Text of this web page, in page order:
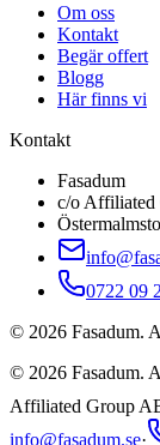
Om oss
Kontakt
Begär offert
Blogg
Här finns vi
Kontakt
Fasadum
c/o Affiliated
0722 09
© 2026 Fasadum.
© 2026 Fasadum.
Affiliated Group
info@fasadum.se·